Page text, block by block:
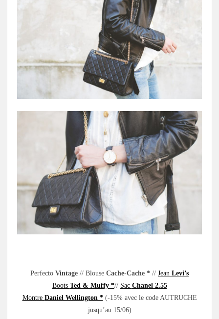
Perfecto Vintage // Blouse Cache-Cache * // Jean Levi’s
Boots Ted & Muffy *// Sac Chanel 2.55
Montre Daniel Wellington * (-15% avec le code AUTRUCHE
jusqu’au 15/06)